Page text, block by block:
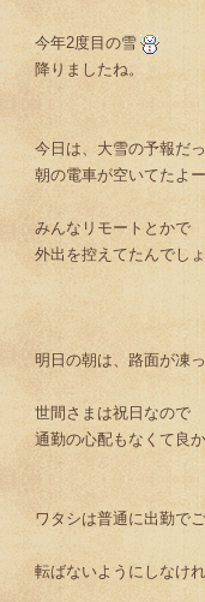
今年2度目の雪
降りましたね。
今日は、大雪の予報だ
朝の電車が空いてたよー
みんなリモートとかで
外出を控えてたんでし
明日の朝は、路面が凍
世間さまは祝日なので
通勤の心配もなくて良
ワタシは普通に出勤で
転ばないようにしなけ